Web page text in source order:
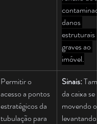
danos
estruturais
graves ao
imóvel.
Permitir o
acesso a pontos
estratégicos da
tubulação para
Sinais:
da caixa se
movendo ou
levantando